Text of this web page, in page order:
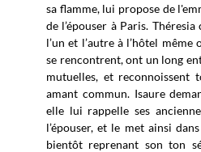
sa flamme, lui propose de
de l’épouser à Paris.
l’un et l’autre à l’hôtel
se rencontrent, ont un long
mutuelles, et reconnoissent
amant commun. Isaure
elle lui rappelle ses
l’épouser, et le met ainsi
bientôt reprenant son ton